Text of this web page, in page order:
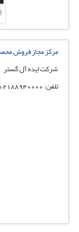
مرکز مجاز فروش
شرکت ایده آل گستر
تلفن: 02188940000 - 0